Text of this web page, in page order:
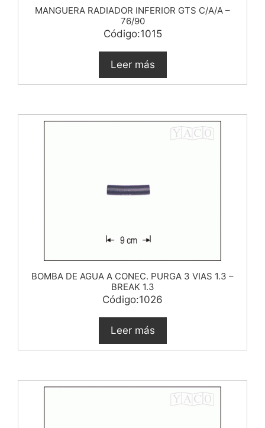
MANGUERA RADIADOR INFERIOR GTS C/A/A –
76/90
Código:1015
Leer más
BOMBA DE AGUA A CONEC. PURGA 3 VIAS 1.3 –
BREAK 1.3
Código:1026
Leer más